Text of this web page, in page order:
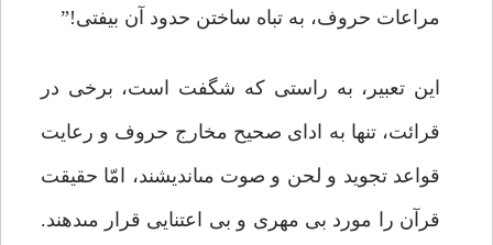
مراعات حروف، به تباه ساختن حدود آن بیفتى!”
این تعبیر، به راستى که شگفت است، برخى در
قرائت، تنها به ادای صحیح مخارج حروف و رعایت
قواعد تجوید و لحن و صوت مى‏اندیشند، امّا حقیقت
قرآن را مورد بى مهرى و بى اعتنایى قرار مى‏دهند.